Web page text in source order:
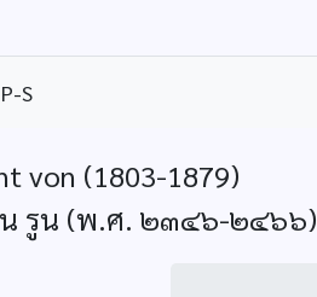
S
von (1803-1879)
น รูน (พ.ศ. ๒๓๔๖-๒๔๖๖)